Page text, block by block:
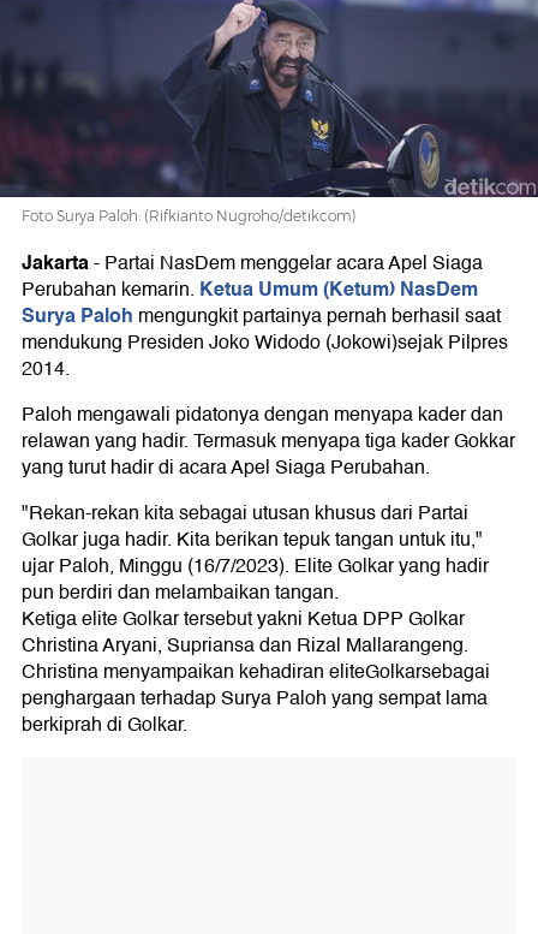
Foto Surya Paloh: (Rifkianto Nugroho/detikcom)
Jakarta-Partai NasDem menggelar acara Apel Siaga
Perubahan kemarin. Ketua Umum (Ketum) NasDem
Surya Paloh mengungkit partainya pernah berhasil saat
mendukung Presiden Joko Widodo (Jokowi)sejak Pilpres
2014.
Paloh mengawali pidatonya dengan menyapa kader dan
relawan yang hadir. Termasuk menyapa tiga kader Gokkar
yang turut hadir di acara Apel Siaga Perubahan.
"Rekan-rekan kita sebagai utusan khusus dari Partai
Golkar juga hadir. Kita berikan tepuk tangan untuk itu,"
ujar Paloh, Minggu (16/7/2023). Elite Golkar yang hadir
pun berdiri dan melambaikan tangan.
Ketiga elite Golkar tersebut yakni Ketua DPP Golkar
Christina Aryani, Supriansa dan Rizal Mallarangeng.
Christina menyampaikan kehadiran eliteGolkarsebagai
penghargaan terhadap Surya Paloh yang sempat lama
berkiprah di Golkar.